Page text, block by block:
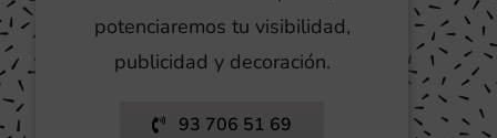
potenciaremos tu visibilidad,
publicidad y decoración.
93 706 51 69